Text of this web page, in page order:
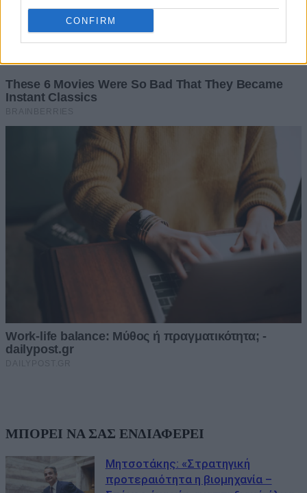
CONFIRM
ΜΠΟΡΕΙ ΝΑ ΣΑΣ ΕΝΔΙΑΦΕΡΕΙ
Μητσοτάκης: «Στρατηγική
προτεραιότητα η βιομηχανία –